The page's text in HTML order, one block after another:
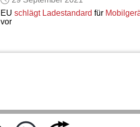
EU schlägt Ladestandard für
vor